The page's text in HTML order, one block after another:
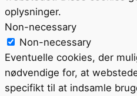
oplysninger.
Non-necessary
Non-necessary
Eventuelle cookies, der
nødvendige for, at
specifikt til at indsamle